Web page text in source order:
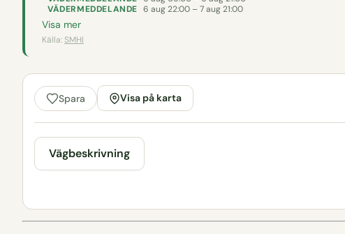
VÄDERMEDDELANDE 6 aug 22:00 – 7 aug 21:00
Visa mer
Källa: SMHI
Spara Visa på karta
Vägbeskrivning